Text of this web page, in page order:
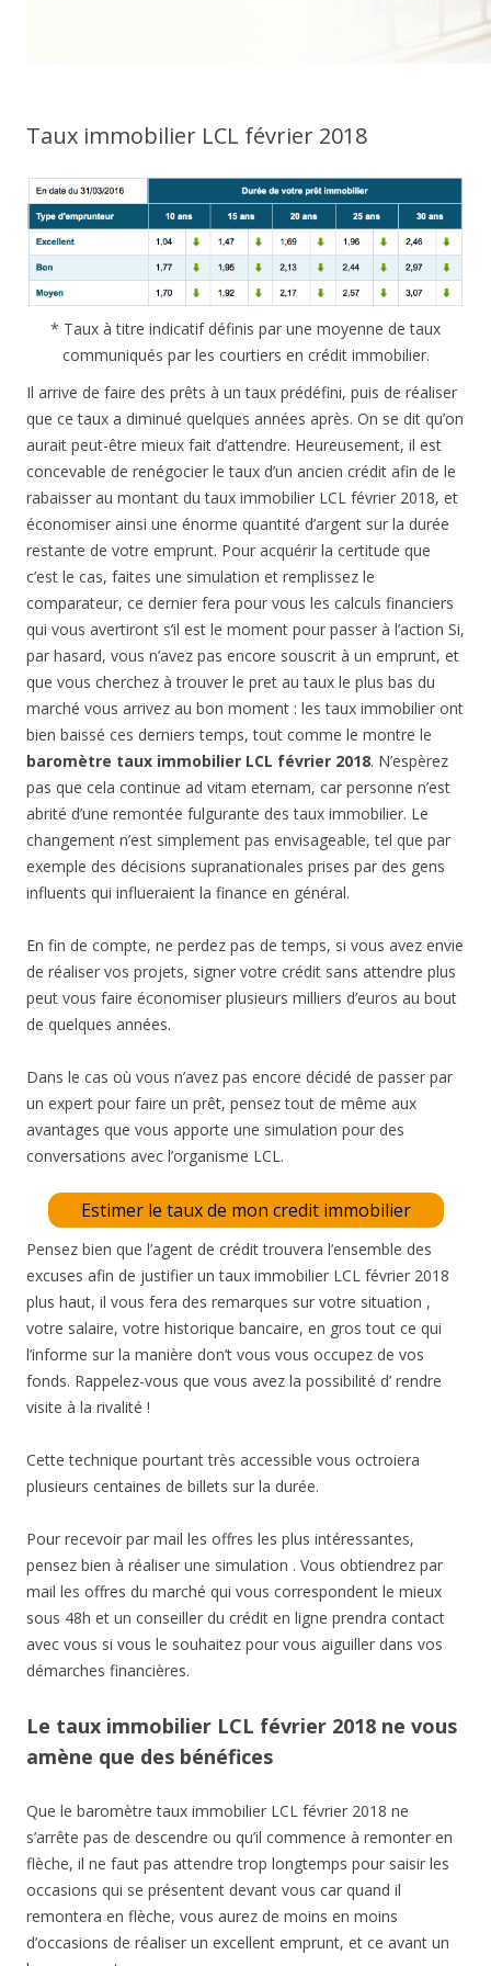
Taux immobilier LCL février 2018
* Taux à titre indicatif définis par une moyenne de taux
communiqués par les courtiers en crédit immobilier.
Il arrive de faire des prêts à un taux prédéfini, puis de réaliser
que ce taux a diminué quelques années après. On se dit qu’on
aurait peut-être mieux fait d’attendre. Heureusement, il est
concevable de renégocier le taux d’un ancien crédit afin de le
rabaisser au montant du taux immobilier LCL février 2018, et
économiser ainsi une énorme quantité d’argent sur la durée
restante de votre emprunt. Pour acquérir la certitude que
c’est le cas, faites une simulation et remplissez le
comparateur, ce dernier fera pour vous les calculs financiers
qui vous avertiront s’il est le moment pour passer à l’action Si,
par hasard, vous n’avez pas encore souscrit à un emprunt, et
que vous cherchez à trouver le pret au taux le plus bas du
marché vous arrivez au bon moment : les taux immobilier ont
bien baissé ces derniers temps, tout comme le montre le
baromètre taux immobilier LCL février 2018. N’espèrez
pas que cela continue ad vitam eternam, car personne n’est
abrité d’une remontée fulgurante des taux immobilier. Le
changement n’est simplement pas envisageable, tel que par
exemple des décisions supranationales prises par des gens
influents qui influeraient la finance en général.
En fin de compte, ne perdez pas de temps, si vous avez envie
de réaliser vos projets, signer votre crédit sans attendre plus
peut vous faire économiser plusieurs milliers d’euros au bout
de quelques années.
Dans le cas où vous n’avez pas encore décidé de passer par
un expert pour faire un prêt, pensez tout de même aux
avantages que vous apporte une simulation pour des
conversations avec l’organisme LCL.
Estimer le taux de mon credit immobilier
Pensez bien que l’agent de crédit trouvera l’ensemble des
excuses afin de justifier un taux immobilier LCL février 2018
plus haut, il vous fera des remarques sur votre situation ,
votre salaire, votre historique bancaire, en gros tout ce qui
l’informe sur la manière don’t vous vous occupez de vos
fonds. Rappelez-vous que vous avez la possibilité d’ rendre
visite à la rivalité !
Cette technique pourtant très accessible vous octroiera
plusieurs centaines de billets sur la durée.
Pour recevoir par mail les offres les plus intéressantes,
pensez bien à réaliser une simulation . Vous obtiendrez par
mail les offres du marché qui vous correspondent le mieux
sous 48h et un conseiller du crédit en ligne prendra contact
avec vous si vous le souhaitez pour vous aiguiller dans vos
démarches financières.
Le taux immobilier LCL février 2018 ne vous
amène que des bénéfices
Que le baromètre taux immobilier LCL février 2018 ne
s’arrête pas de descendre ou qu’il commence à remonter en
flèche, il ne faut pas attendre trop longtemps pour saisir les
occasions qui se présentent devant vous car quand il
remontera en flèche, vous aurez de moins en moins
d’occasions de réaliser un excellent emprunt, et ce avant un